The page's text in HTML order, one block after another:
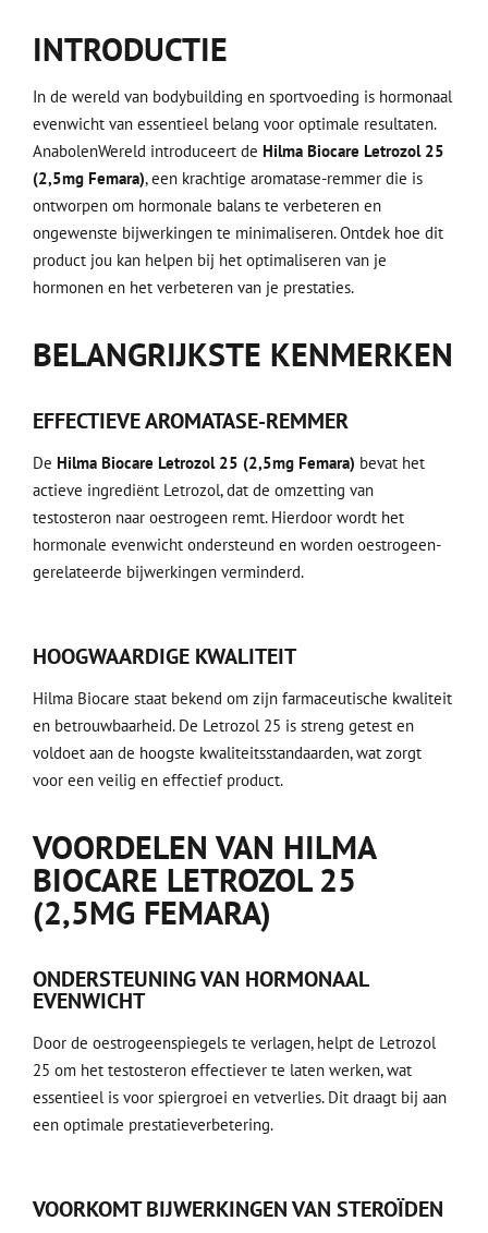
INTRODUCTIE
In de wereld van bodybuilding en sportvoeding is hormonaal
evenwicht van essentieel belang voor optimale resultaten.
AnabolenWereld introduceert de Hilma Biocare Letrozol 25
(2,5mg Femara), een krachtige aromatase-remmer die is
ontworpen om hormonale balans te verbeteren en
ongewenste bijwerkingen te minimaliseren. Ontdek hoe dit
product jou kan helpen bij het optimaliseren van je
hormonen en het verbeteren van je prestaties.
BELANGRIJKSTE KENMERKEN
EFFECTIEVE AROMATASE-REMMER
De Hilma Biocare Letrozol 25 (2,5mg Femara) bevat het
actieve ingrediënt Letrozol, dat de omzetting van
testosteron naar oestrogeen remt. Hierdoor wordt het
hormonale evenwicht ondersteund en worden oestrogeen-
gerelateerde bijwerkingen verminderd.
HOOGWAARDIGE KWALITEIT
Hilma Biocare staat bekend om zijn farmaceutische kwaliteit
en betrouwbaarheid. De Letrozol 25 is streng getest en
voldoet aan de hoogste kwaliteitsstandaarden, wat zorgt
voor een veilig en effectief product.
VOORDELEN VAN HILMA
BIOCARE LETROZOL 25
(2,5MG FEMARA)
ONDERSTEUNING VAN HORMONAAL
EVENWICHT
Door de oestrogeenspiegels te verlagen, helpt de Letrozol
25 om het testosteron effectiever te laten werken, wat
essentieel is voor spiergroei en vetverlies. Dit draagt bij aan
een optimale prestatieverbetering.
VOORKOMT BIJWERKINGEN VAN STEROÏDEN